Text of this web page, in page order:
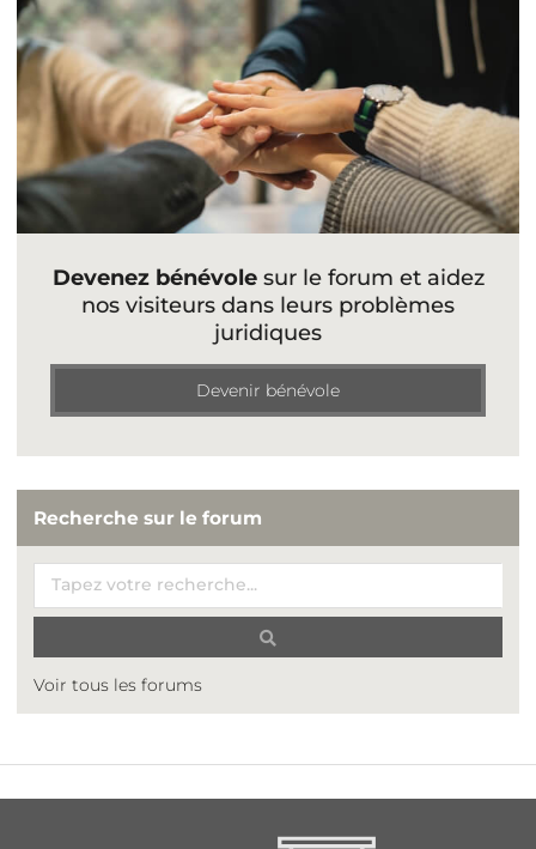
Devenez bénévolesur le forum et aidez
nos visiteurs dans leurs problèmes
juridiques
Devenir bénévole
Recherche sur le forum
Voir tous les forums